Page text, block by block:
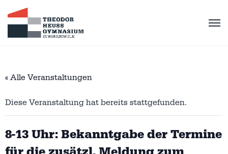
« Alle Veranstaltungen
Diese Veranstaltung hat bereits stattgefunden.
8-13 Uhr: Bekanntgabe der Termine